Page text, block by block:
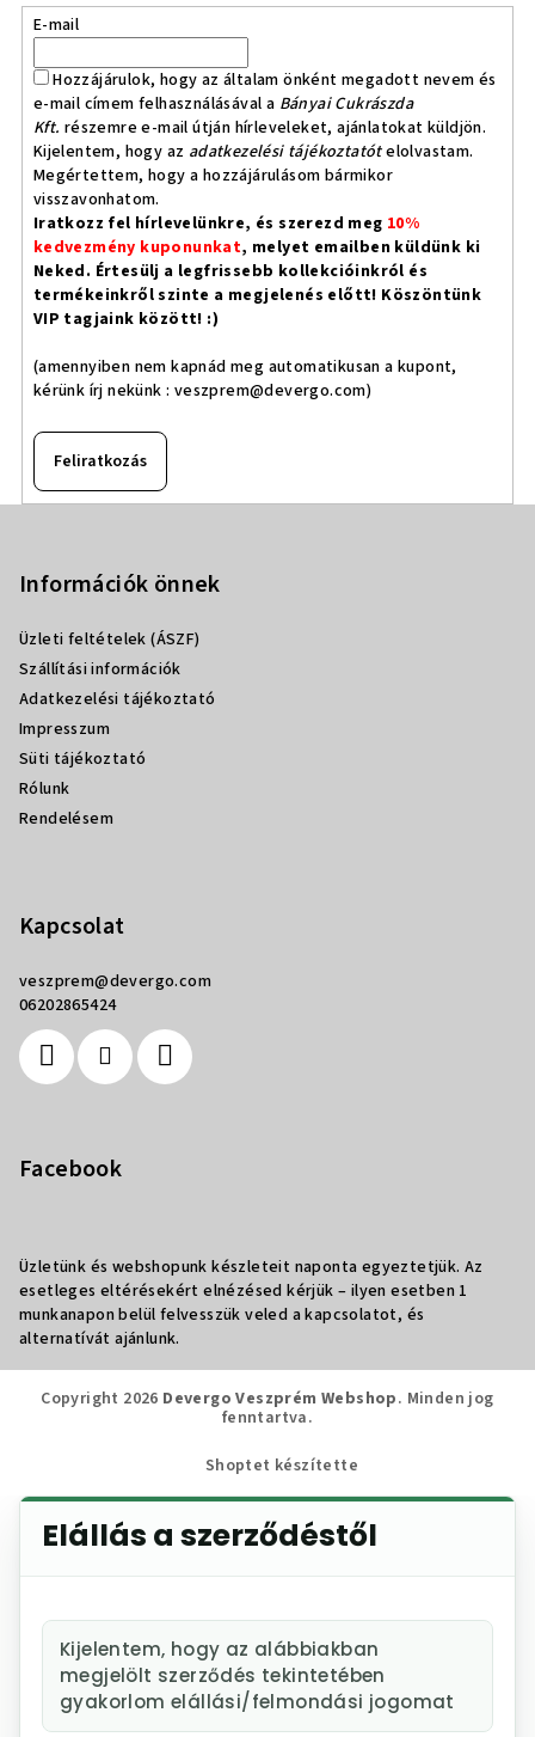
E-mail
Hozzájárulok, hogy az általam önként megadott nevem és
e-mail címem felhasználásával a Bányai Cukrászda
Kft. részemre e-mail útján hírleveleket, ajánlatokat küldjön.
Kijelentem, hogy az adatkezelési tájékoztatótelolvastam.
Megértettem, hogy a hozzájárulásom bármikor
visszavonhatom.
Iratkozz fel hírlevelünkre, és szerezd meg 10%
kedvezmény kuponunkat, melyet emailben küldünk ki
Neked. Értesülj a legfrissebb kollekcióinkról és
termékeinkről szinte a megjelenés előtt! Köszöntünk
VIP tagjaink között! :)
(amennyiben nem kapnád meg automatikusan a kupont,
kérünk írj nekünk : veszprem@devergo.com)
Feliratkozás
Információk önnek
Üzleti feltételek (ÁSZF)
Szállítási információk
Adatkezelési tájékoztató
Impresszum
Süti tájékoztató
Rólunk
Rendelésem
Kapcsolat
veszprem@devergo.com
06202865424
Facebook
Üzletünk és webshopunk készleteit naponta egyeztetjük. Az
esetleges eltérésekért elnézésed kérjük – ilyen esetben 1
munkanapon belül felvesszük veled a kapcsolatot, és
alternatívát ajánlunk.
Copyright 2026 Devergo Veszprém Webshop. Minden jog
fenntartva.
Shoptet készítette
Elállás a szerződéstől
Kijelentem, hogy az alábbiakban
megjelölt szerződés tekintetében
gyakorlom elállási/felmondási jogomat